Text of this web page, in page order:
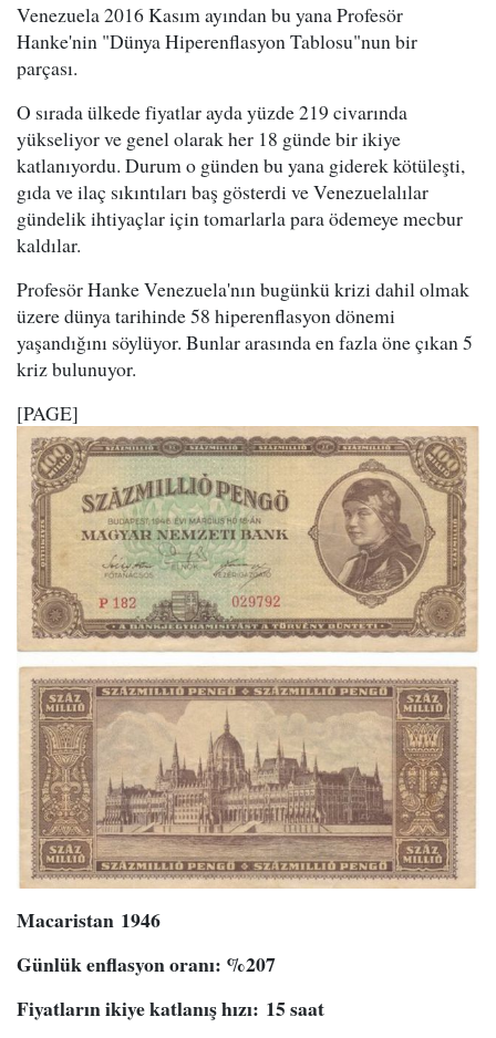
Venezuela 2016 Kasım ayından bu yana Profesör
Hanke'nin "Dünya Hiperenflasyon Tablosu"nun bir
parçası.
O sırada ülkede fiyatlar ayda yüzde 219 civarında
yükseliyor ve genel olarak her 18 günde bir ikiye
katlanıyordu. Durum o günden bu yana giderek kötüleşti,
gıda ve ilaç sıkıntıları baş gösterdi ve Venezuelalılar
gündelik ihtiyaçlar için tomarlarla para ödemeye mecbur
kaldılar.
Profesör Hanke Venezuela'nın bugünkü krizi dahil olmak
üzere dünya tarihinde 58 hiperenflasyon dönemi
yaşandığını söylüyor. Bunlar arasında en fazla öne çıkan 5
kriz bulunuyor.
[PAGE]
Macaristan 1946
Günlük enflasyon oranı: %207
Fiyatların ikiye katlanış hızı: 15 saat